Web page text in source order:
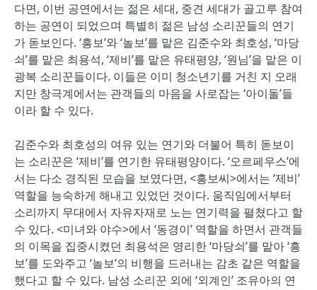
다면, 이번 공연에서는 젊은 세대, 중견 세대가 골고루 참여
하는 공연이 되었으며 특별히 젊은 남성 소리꾼들의 연기
가 돋보인다. ‘흥보’와 ‘놀보’를 맡은 김준수와 최호성, ‘마당
쇠’를 맡은 최용석, ‘제비’를 맡은 유태평양, ‘원님’을 맡은 이
광복 소리꾼들이다. 이들은 이미 청소년기를 거친 지 오래
지만 창극계에서는 관객들의 마음을 사로잡는 ‘아이돌’들
이라 할 수 있다.
김준수와 최호성의 여유 있는 연기와 더불어 특히 돋보이
는 소리꾼은 ‘제비’를 연기한 유태평양이다. ‘오르페우스’에
서는 다소 경직된 모습을 보였다면, <흥보씨>에서는 ‘제비’
역할을 능숙하게 해내고 있었던 것이다. 움직임에서부터
소리까지 무대에서 자유자재로 노는 연기력을 펼쳤다고 할
수 있다. <미녀와 야수>에서 ‘동경이’ 역할을 하면서 관객들
의 이목을 집중시켰던 최용석은 영리한 ‘마당쇠’를 맡아 ‘흥
보’를 도와주고 ‘놀보’의 비행을 드러내는 감초 같은 역할을
했다고 할 수 있다. 남성 소리꾼 외에 ‘외계인’ 조유아의 연